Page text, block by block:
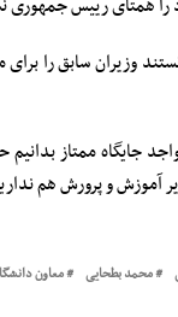
وزیران سابق را
جایگاه ممتاز
آموزش و پرورش هم
محمد بطحایی معاون